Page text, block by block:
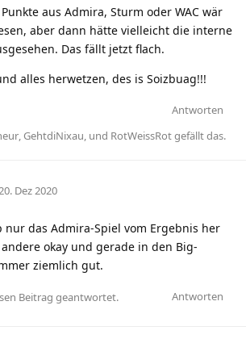
aus Admira, Sturm oder WAC wär
aber dann hätte vielleicht die interne
Das fällt jetzt flach.
alles herwetzen, des is Soizbuag!!!
Antworten
, GehtdiNixau, und RotWeissRotgefällt das.
Dez 2020
nur das Admira-Spiel vom Ergebnis her
okay und gerade in den Big-
ziemlich gut.
Antworten
Beitrag geantwortet.